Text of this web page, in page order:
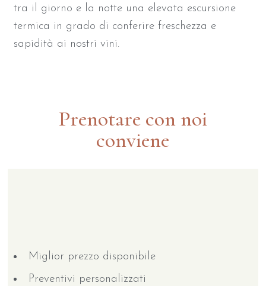
tra il giorno e la notte una elevata escursione
termica in grado di conferire freschezza e
sapidità ai nostri vini.
Prenotare con noi
conviene
Miglior prezzo disponibile
Preventivi personalizzati